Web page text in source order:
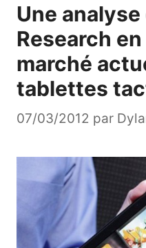
Une
Research
marché
tablettes
07/03/2012 par